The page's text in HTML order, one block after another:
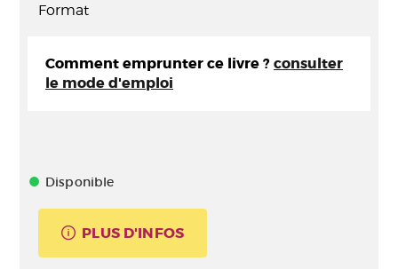
Format
Comment emprunter ce livre ? consulter
le mode d'emploi
Disponible
PLUS D'INFOS